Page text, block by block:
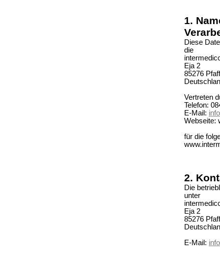
1.
Diese
die
Eja 2
85276
Vertreten
Telefon:
E-Mail:
Webseite:
für die
2.
Die
unter
Eja 2
85276
E-Mail: